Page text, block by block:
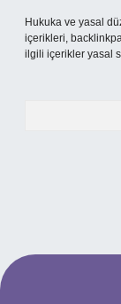
Hukuka ve yasal
içerikleri,
ilgili içerikler yasal
giriş